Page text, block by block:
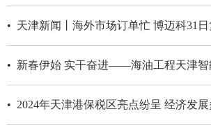
• 天津新闻丨海外市场订单忙 博迈科31
• 2024年天津港保税区亮点纷呈 经济发